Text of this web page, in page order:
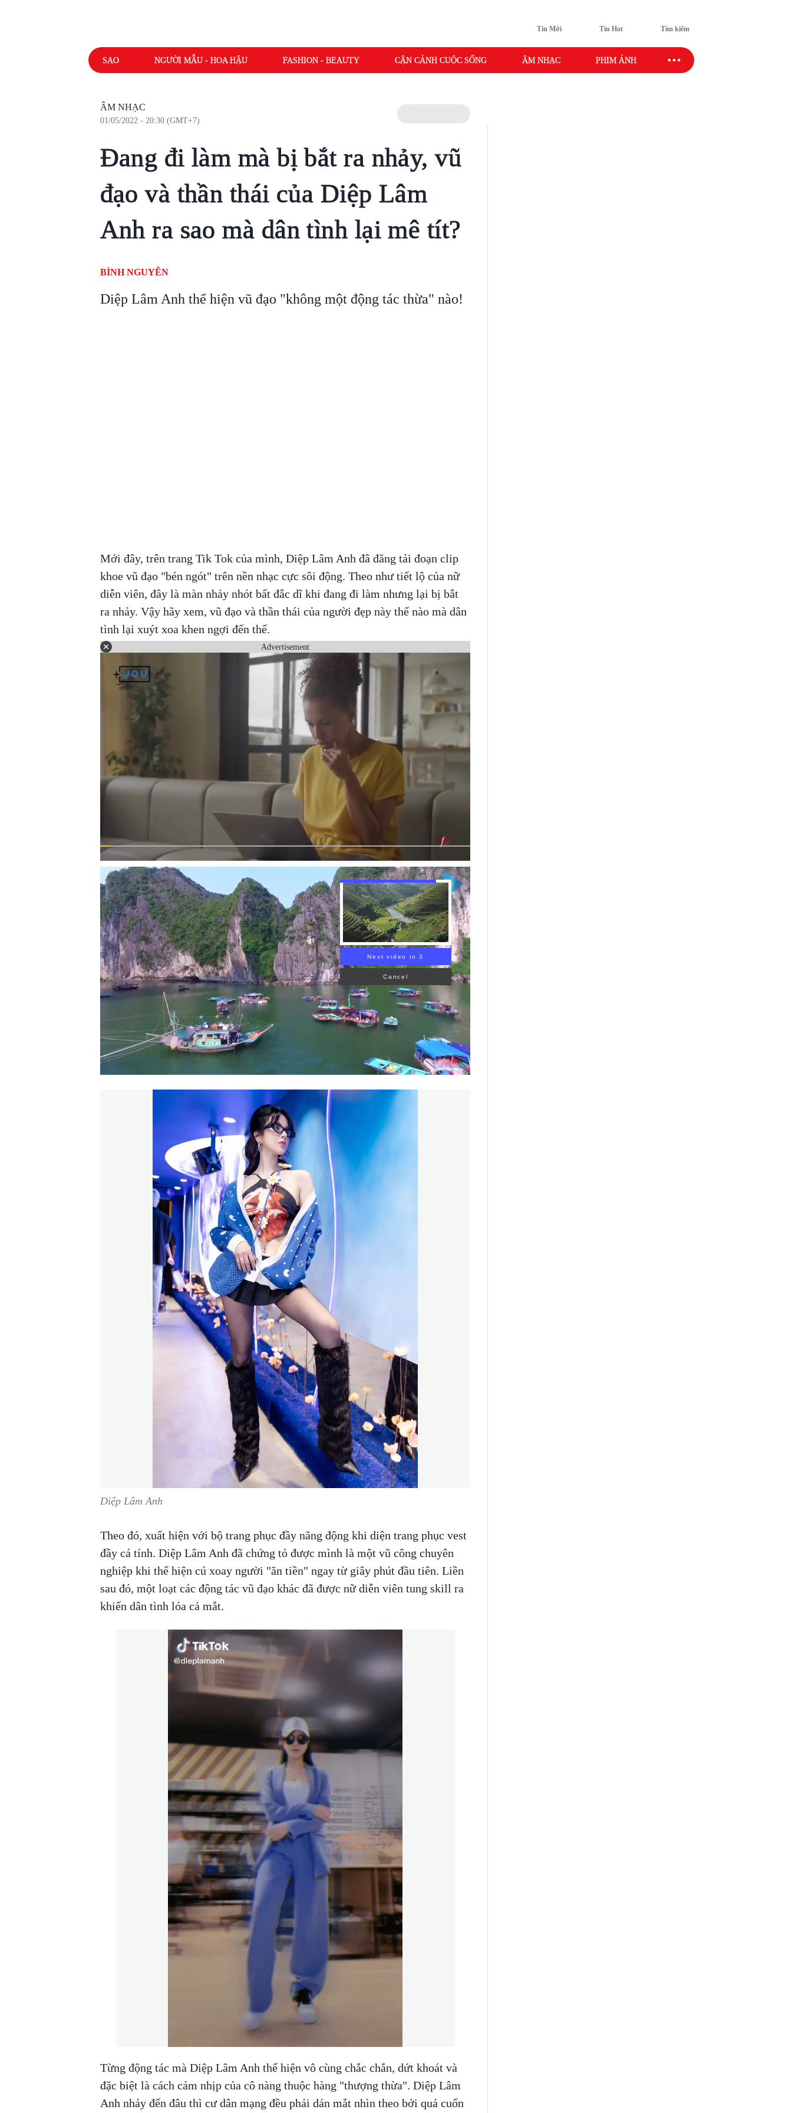
Tin Mới Tin Hot Tìm kiếm
SAO NGƯỜI MẪU - HOA HẬU FASHION - BEAUTY CẬN CẢNH CUỘC SỐNG ÂM NHẠC PHIM ẢNH SAO SPORT
ÂM NHẠC
01/05/2022 - 20:30 (GMT+7)
Đang đi làm mà bị bắt ra nhảy, vũ
đạo và thần thái của Diệp Lâm
Anh ra sao mà dân tình lại mê tít?
BÌNH NGUYÊN
Diệp Lâm Anh thể hiện vũ đạo "không một động tác thừa" nào!
Mới đây, trên trang Tik Tok của mình, Diệp Lâm Anh đã đăng tải đoạn clip
khoe vũ đạo "bén ngót" trên nền nhạc cực sôi động. Theo như tiết lộ của nữ
diễn viên, đây là màn nhảy nhót bất đắc dĩ khi đang đi làm nhưng lại bị bắt
ra nhảy. Vậy hãy xem, vũ đạo và thần thái của người đẹp này thế nào mà dân
tình lại xuýt xoa khen ngợi đến thế.
Advertisement
Next video in 1
Cancel
Diệp Lâm Anh
Theo đó, xuất hiện với bộ trang phục đầy năng động khi diện trang phục vest
đầy cá tính. Diệp Lâm Anh đã chứng tỏ được mình là một vũ công chuyên
nghiệp khi thể hiện cú xoay người "ăn tiền" ngay từ giây phút đầu tiên. Liền
sau đó, một loạt các động tác vũ đạo khác đã được nữ diễn viên tung skill ra
khiến dân tình lóa cả mắt.
Từng động tác mà Diệp Lâm Anh thể hiện vô cùng chắc chắn, dứt khoát và
đặc biệt là cách cảm nhịp của cô nàng thuộc hàng "thượng thừa". Diệp Lâm
Anh nhảy đến đâu thì cư dân mạng đều phải dán mắt nhìn theo bởi quá cuốn